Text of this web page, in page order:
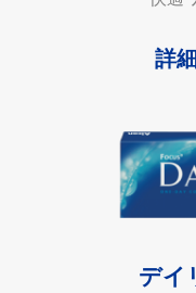
詳
デイ